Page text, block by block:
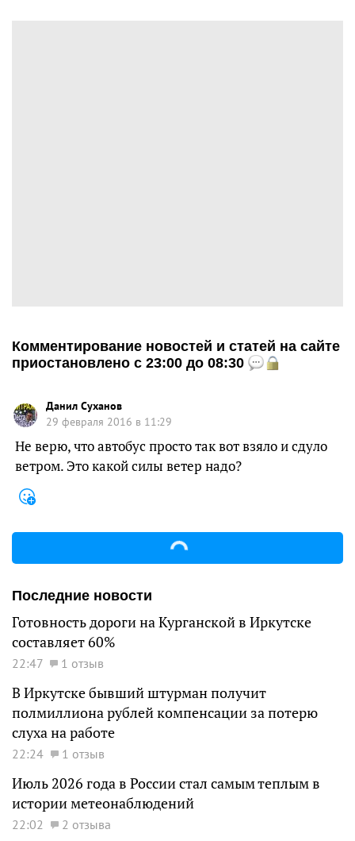
Комментирование новостей и статей на сайте
приостановлено с 23:00 до 08:30
Данил Суханов
29 февраля 2016 в 11:29
Не верю, что автобус просто так вот взяло и сдуло
ветром. Это какой силы ветер надо?
Последние новости
Готовность дороги на Курганской в Иркутске
составляет 60%
22:47 1 отзыв
В Иркутске бывший штурман получит
полмиллиона рублей компенсации за потерю
слуха на работе
22:24 1 отзыв
Июль 2026 года в России стал самым теплым в
истории метеонаблюдений
22:02 2 отзыва